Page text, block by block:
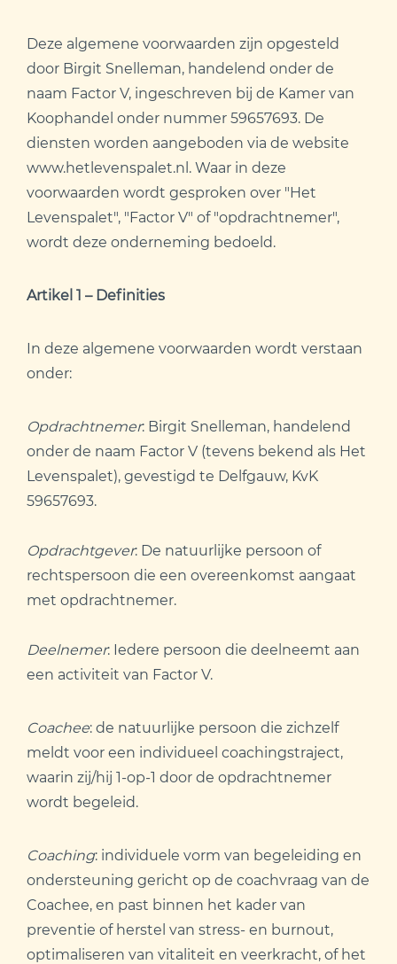
Deze algemene voorwaarden zijn opgesteld
door Birgit Snelleman, handelend onder de
naam Factor V, ingeschreven bij de Kamer van
Koophandel onder nummer 59657693. De
diensten worden aangeboden via de website
www.hetlevenspalet.nl. Waar in deze
voorwaarden wordt gesproken over "Het
Levenspalet", "Factor V" of "opdrachtnemer",
wordt deze onderneming bedoeld.
Artikel 1 – Definities
In deze algemene voorwaarden wordt verstaan
onder:
Opdrachtnemer: Birgit Snelleman, handelend
onder de naam Factor V (tevens bekend als Het
Levenspalet), gevestigd te Delfgauw, KvK
59657693.
Opdrachtgever: De natuurlijke persoon of
rechtspersoon die een overeenkomst aangaat
met opdrachtnemer.
Deelnemer: Iedere persoon die deelneemt aan
een activiteit van Factor V.
Coachee: de natuurlijke persoon die zichzelf
meldt voor een individueel coachingstraject,
waarin zij/hij 1-op-1 door de opdrachtnemer
wordt begeleid.
Coaching: individuele vorm van begeleiding en
ondersteuning gericht op de coachvraag van de
Coachee, en past binnen het kader van
preventie of herstel van stress- en burnout,
optimaliseren van vitaliteit en veerkracht, of het